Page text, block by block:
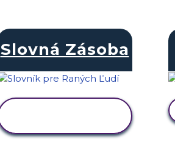
Slovná Zásoba